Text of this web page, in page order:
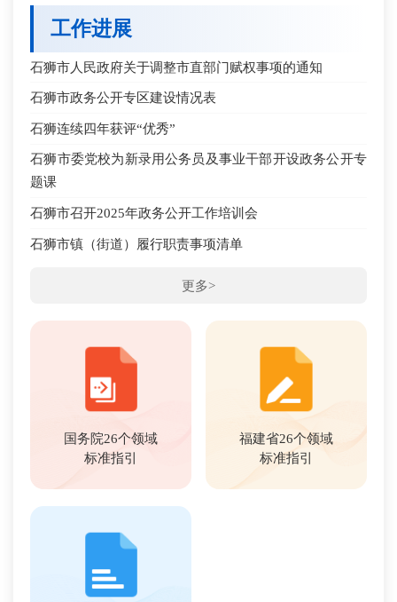
工作进展
石狮市人民政府关于调整市直部门赋权事项的通知
石狮市政务公开专区建设情况表
石狮连续四年获评“优秀”
石狮市委党校为新录用公务员及事业干部开设政务公开专
题课
石狮市召开2025年政务公开工作培训会
石狮市镇（街道）履行职责事项清单
更多>
国务院26个领域
标准指引
福建省26个领域
标准指引